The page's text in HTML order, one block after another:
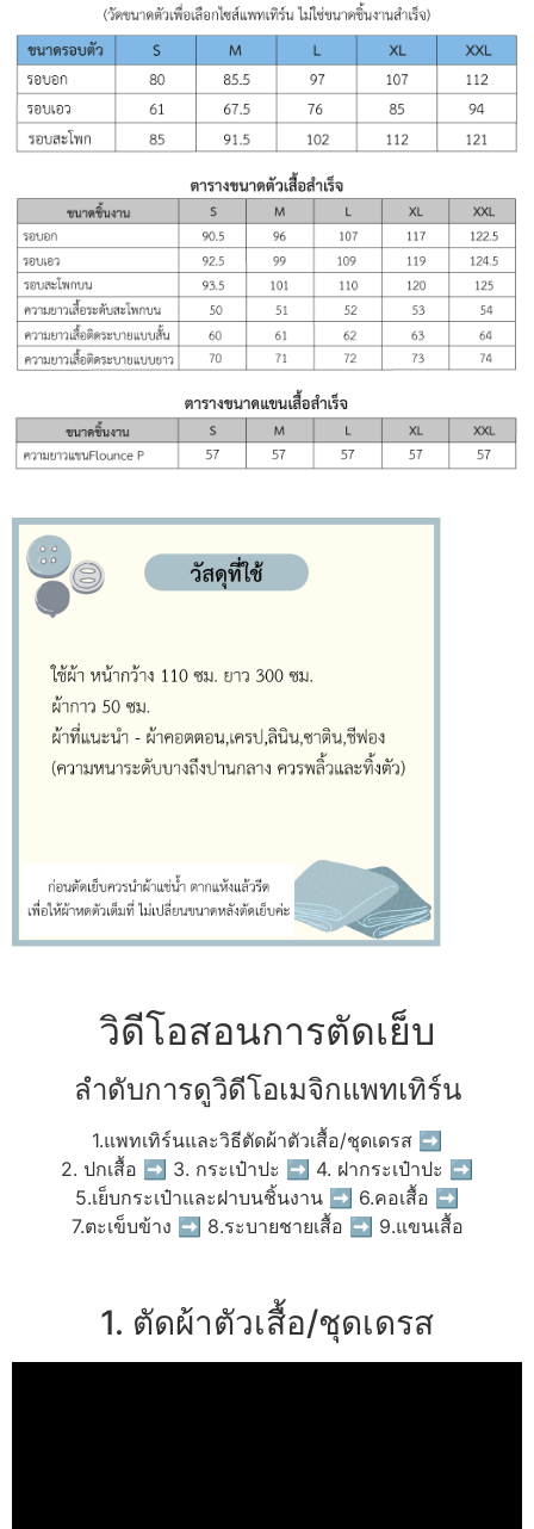
วิดีโอสอนการตัดเย็บ
ลำดับการดูวิดีโอเมจิกแพทเทิร์น
1.แพทเทิร์นและวิธีตัดผ้าตัวเสื้อ/ชุดเดรส ➡
2. ปกเสื้อ ➡ 3. กระเป๋าปะ ➡ 4. ฝากระเป๋าปะ ➡
5.เย็บกระเป๋าและฝาบนชิ้นงาน ➡ 6.คอเสื้อ ➡
7.ตะเข็บข้าง ➡ 8.ระบายชายเสื้อ ➡ 9.แขนเสื้อ
1. ตัดผ้าตัวเสื้อ/ชุดเดรส